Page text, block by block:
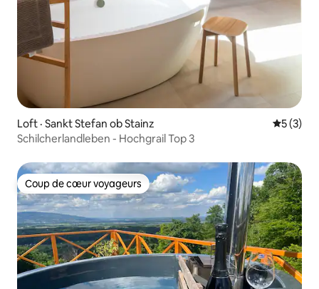
Loft · Sankt Stefan ob Stainz Note
5 (3)
Schilcherlandleben - Hochgrail Top 3
Coup de cœur voyageurs
Coup de cœur voyageurs